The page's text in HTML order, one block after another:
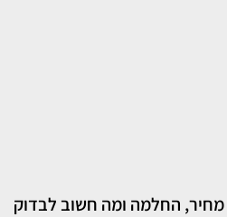
החלמה ומה חשוב לבדוק